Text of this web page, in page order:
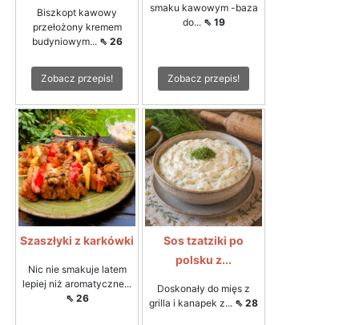
Biszkopt kawowy
przełożony kremem
budyniowym... ⇖ 26
Zobacz przepis!
smaku kawowym -baza
do... ⇖ 19
Zobacz przepis!
Szaszłyki z karkówki
Nic nie smakuje latem
lepiej niż aromatyczne...
⇖ 26
Sos tzatziki po
polsku z...
Doskonały do mięs z
grilla i kanapek z... ⇖ 28